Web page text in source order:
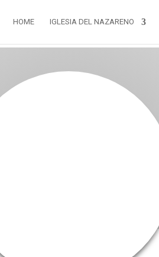
HOME IGLESIA DEL NAZARENO